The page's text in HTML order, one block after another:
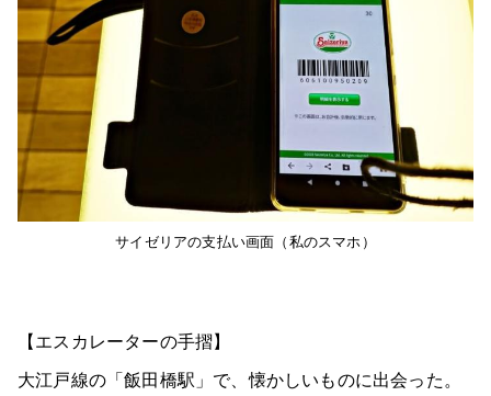
サイゼリアの支払い画面（私のスマホ）
【エスカレーターの手摺】
大江戸線の「飯田橋駅」で、懐かしいものに出会った。